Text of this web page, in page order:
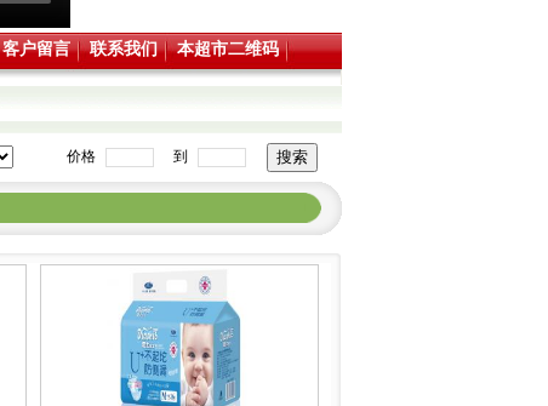
客户留言 联系我们 本超市二维码
价格 到